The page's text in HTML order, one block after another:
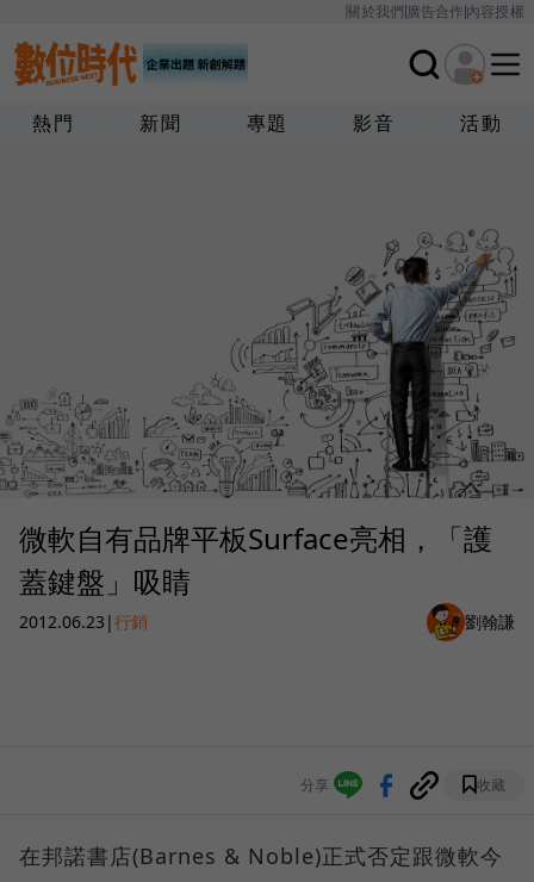
關於我們廣告合作內容授權
熱門 新聞 專題 影音 活動
微軟自有品牌平板Surface亮相，「護
蓋鍵盤」吸睛
2012.06.23 |行銷 劉翰謙
分享 收藏
在邦諾書店(Barnes & Noble)正式否定跟微軟今